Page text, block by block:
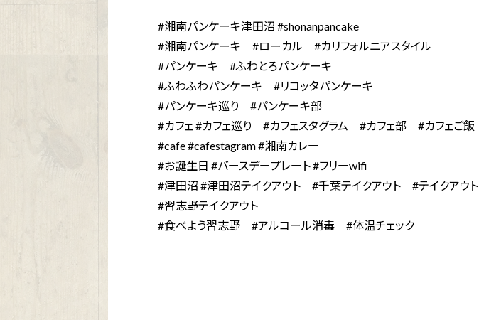
ㅤㅤㅤㅤㅤㅤㅤㅤㅤㅤㅤㅤㅤ#湘南パンケーキ津田沼 #shonanpancake
#湘南パンケーキ #ローカル #カリフォルニアスタイル
#パンケーキ #ふわとろパンケーキ
#ふわふわパンケーキ #リコッタパンケーキ
#パンケーキ巡り #パンケーキ部
#カフェ #カフェ巡り #カフェスタグラム #カフェ部 #カフェご飯
#cafe #cafestagram #湘南カレー
#お誕生日 #バースデープレート #フリーwifi
#津田沼 #津田沼テイクアウト #千葉テイクアウト #テイクアウト
#習志野テイクアウト
#食べよう習志野 #アルコール消毒 #体温チェック